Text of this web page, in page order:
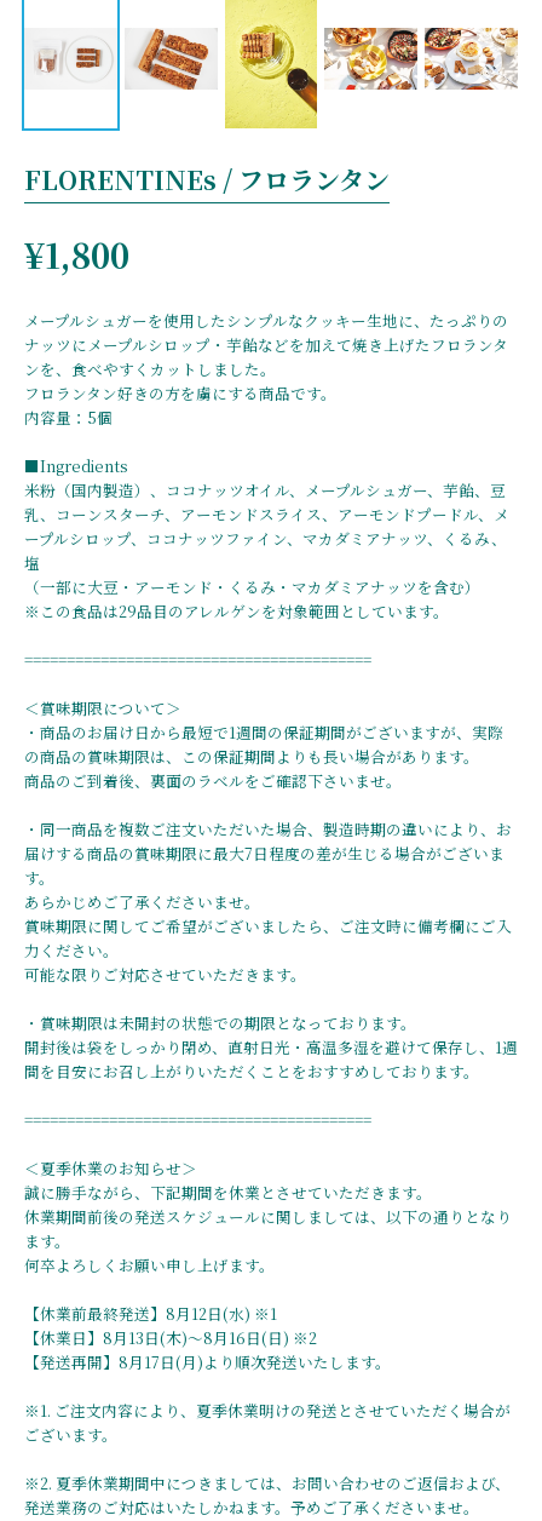
FLORENTINEs / フロランタン
¥1,800
メープルシュガーを使用したシンプルなクッキー生地に、たっぷりの
ナッツにメープルシロップ・芋飴などを加えて焼き上げたフロランタ
ンを、食べやすくカットしました。
フロランタン好きの方を虜にする商品です。
内容量：5個
■Ingredients
米粉（国内製造）、ココナッツオイル、メープルシュガー、芋飴、豆
乳、コーンスターチ、アーモンドスライス、アーモンドプードル、メ
ープルシロップ、ココナッツファイン、マカダミアナッツ、くるみ、
塩
（一部に大豆・アーモンド・くるみ・マカダミアナッツを含む）
※この食品は29品目のアレルゲンを対象範囲としています。
=========================================
＜賞味期限について＞
・商品のお届け日から最短で1週間の保証期間がございますが、実際
の商品の賞味期限は、この保証期間よりも長い場合があります。
商品のご到着後、裏面のラベルをご確認下さいませ。
・同一商品を複数ご注文いただいた場合、製造時期の違いにより、お
届けする商品の賞味期限に最大7日程度の差が生じる場合がございま
す。
あらかじめご了承くださいませ。
賞味期限に関してご希望がございましたら、ご注文時に備考欄にご入
力ください。
可能な限りご対応させていただきます。
・賞味期限は未開封の状態での期限となっております。
開封後は袋をしっかり閉め、直射日光・高温多湿を避けて保存し、1週
間を目安にお召し上がりいただくことをおすすめしております。
=========================================
＜夏季休業のお知らせ＞
誠に勝手ながら、下記期間を休業とさせていただきます。
休業期間前後の発送スケジュールに関しましては、以下の通りとなり
ます。
何卒よろしくお願い申し上げます。
【休業前最終発送】8月12日(水) ※1
【休業日】8月13日(木)〜8月16日(日) ※2
【発送再開】8月17日(月)より順次発送いたします。
※1. ご注文内容により、夏季休業明けの発送とさせていただく場合が
ございます。
※2. 夏季休業期間中につきましては、お問い合わせのご返信および、
発送業務のご対応はいたしかねます。予めご了承くださいませ。